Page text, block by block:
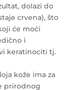
dolazi do
crvena), što
će moći
i
keratinociti tj.
kože ima za
prirodnog